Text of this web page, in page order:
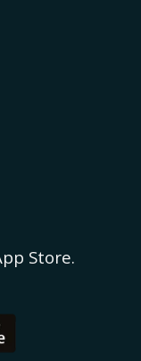
Store.